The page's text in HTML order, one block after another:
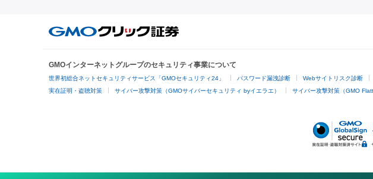
GMOインターネットグループのセキュリティ事業について
世界初総合ネットセキュリティサービス「GMOセキュリティ24」 パスワード漏洩診断 Webサイトリスク診断
実在証明・盗聴対策 サイバー攻撃対策（GMOサイバーセキュリティ byイエラエ） サイバー攻撃対策（GMO Flatt